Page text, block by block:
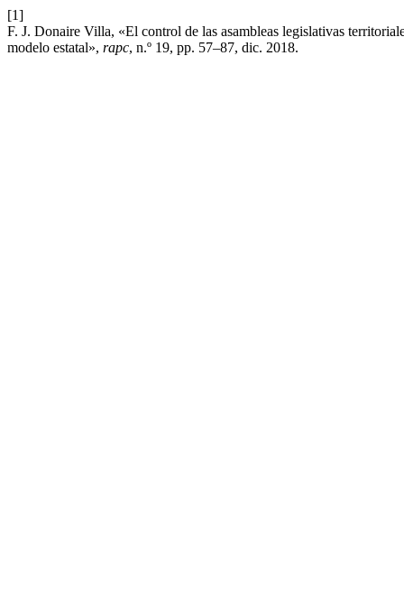
[1]
F. J. Donaire Villa, «El control de las asambleas legislativas
modelo estatal», rapc, n.º 19, pp. 57–87, dic. 2018.